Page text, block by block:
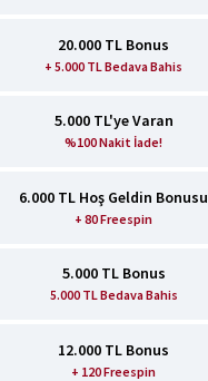
20.000 TL Bonus
+ 5.000 TL Bedava Bahis
5.000 TL'ye Varan
%100 Nakit İade!
6.000 TL Hoş Geldin Bonusu
+ 80 Freespin
5.000 TL Bonus
5.000 TL Bedava Bahis
12.000 TL Bonus
+ 120 Freespin